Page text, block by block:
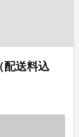
配送料込